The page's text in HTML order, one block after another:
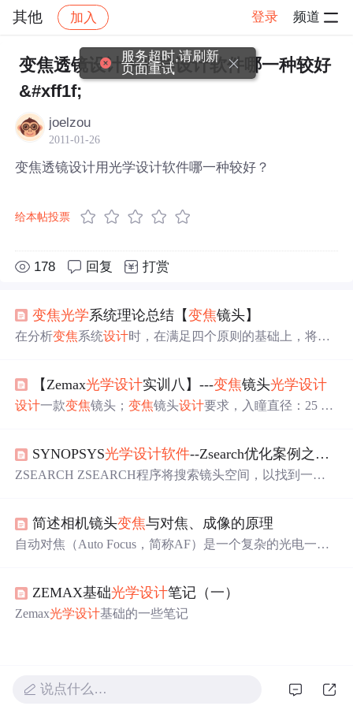
其他 加入 登录 频道
社区 其他 帖子详情
变焦透镜设计用光学设计软件哪一种较好
&#xff1f;
joelzou
2011-01-26
变焦透镜设计用光学设计软件哪一种较好？
给本帖投票
178 回复 打赏
变焦光学系统理论总结【变焦镜头】
在分析变焦系统设计时，在满足四个原则的基础上，将变
求，确定正组补偿机械变焦式光学系统作为变焦形式，依
据高斯光学推导出正组补偿机械变倍系统的求解过程，明
【Zemax光学设计实训八】---变焦镜头光学设计
设计一款变焦镜头；变焦镜头设计要求，入瞳直径：25 m
m、最大中心厚度：18 mm；优化目标：最小化 RMS Spot
Diagram；
SYNOPSYS光学设计软件--Zsearch优化案例之从零开始
ZSEARCH ZSEARCH程序将搜索镜头空间，以找到一个
寸根据二进制搜索方案或随机分配，取决于 用户输入。这
些被定义为ZFILE变焦
镜头，其中物体坐标根据用户输入
一些组被声明为变焦组...
简述相机镜头变焦与对焦、成像的原理
自动对焦（Auto Focus，简称AF）是一个复杂的光电一体
三是驱动马达将镜头的对焦装置推到与之相应的距离刻
度。对图像进行插值运算，将图像的尺寸扩大到所需的规
置，来控制像距，从而使成像最清晰。
ZEMAX基础光学设计笔记（一）
Zemax光学设计基础的一些笔记
说点什么…
服务超时,请刷新
页面重试